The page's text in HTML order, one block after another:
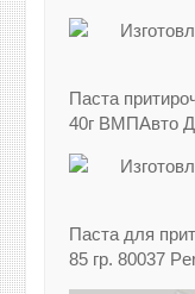
Паста
40г ВМПАвто
Паста для
85 гр. 80037